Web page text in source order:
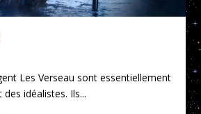
Les Verseau sont essentiellement
idéalistes. Ils...